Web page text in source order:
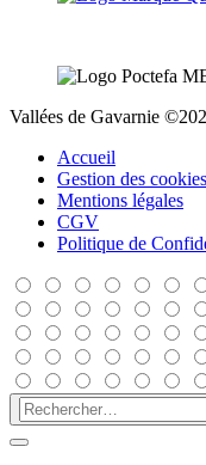
Vallées de Gavarnie
Accueil
Gestion des cookies
Mentions légales
CGV
Politique de